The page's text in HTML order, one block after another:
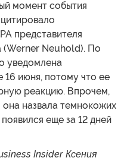
момент события
представителя
(Werner Neuhold). По
уведомлена
июня, потому что ее
реакцию. Впрочем,
назвала темнокожих
еще за 12 дней
Insider Ксения